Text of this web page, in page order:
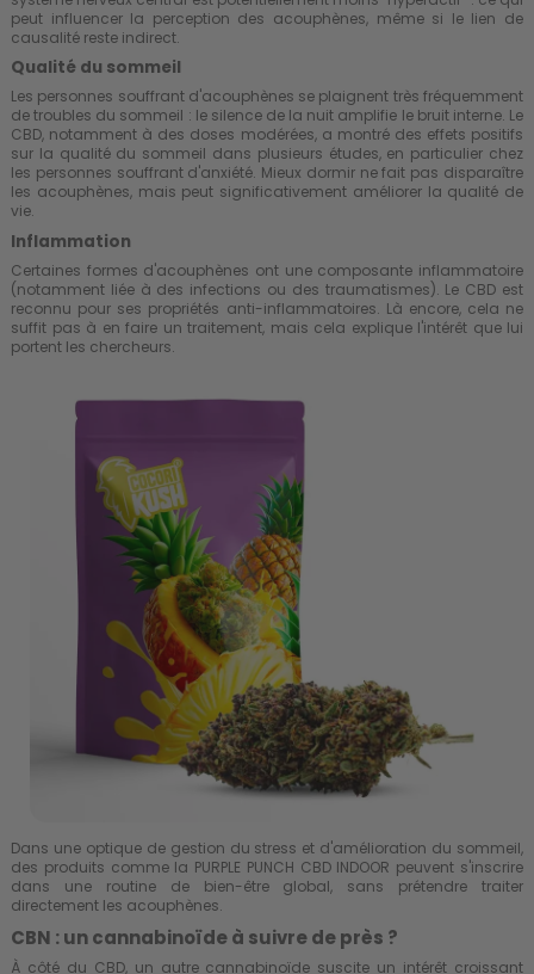
peut influencer la perception des acouphènes, même si le lien de
causalité reste indirect.
Qualité du sommeil
Les personnes souffrant d'acouphènes se plaignent très fréquemment
de troubles du sommeil : le silence de la nuit amplifie le bruit interne. Le
CBD, notamment à des doses modérées, a montré des effets positifs
sur la qualité du sommeil dans plusieurs études, en particulier chez
les personnes souffrant d'anxiété. Mieux dormir ne fait pas disparaître
les acouphènes, mais peut significativement améliorer la qualité de
vie.
Inflammation
Certaines formes d'acouphènes ont une composante inflammatoire
(notamment liée à des infections ou des traumatismes). Le CBD est
reconnu pour ses propriétés anti-inflammatoires. Là encore, cela ne
suffit pas à en faire un traitement, mais cela explique l'intérêt que lui
portent les chercheurs.
Dans une optique de gestion du stress et d'amélioration du sommeil,
des produits comme la PURPLE PUNCH CBD INDOOR peuvent s'inscrire
dans une routine de bien-être global, sans prétendre traiter
directement les acouphènes.
CBN : un cannabinoïde à suivre de près ?
À côté du CBD, un autre cannabinoïde suscite un intérêt croissant